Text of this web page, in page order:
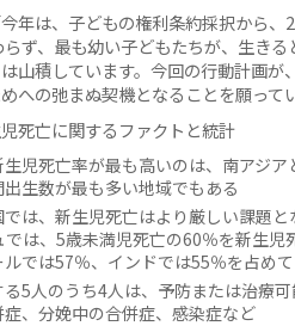
年は、子どもの権利条約採択から
ず、最も幼い子どもたちが、生き
山積しています。今回の行動計画
への弛まぬ契機となることを願って
死亡に関するファクトと統計
児死亡率が最も高いのは、南アジア
生数が最も多い地域でもある
は、新生児死亡はより厳しい課題と
は、5歳未満児死亡の60％を新生児
では57％、インドでは55％を占め
5人のうち4人は、予防または治療
、分娩中の合併症、感染症など